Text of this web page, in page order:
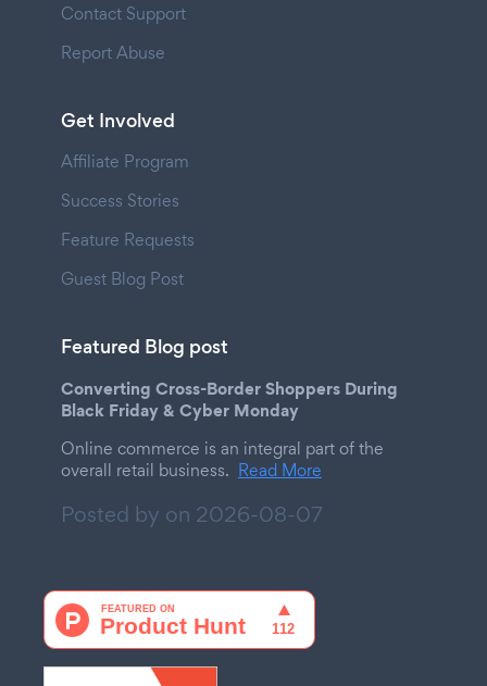
Contact Support
Report Abuse
Get Involved
Affiliate Program
Success Stories
Feature Requests
Guest Blog Post
Featured Blog post
Converting Cross-Border Shoppers During
Black Friday & Cyber Monday
Online commerce is an integral part of the
overall retail business. Read More
Posted by on 2026-08-07